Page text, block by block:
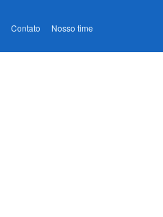
Contato Nosso time